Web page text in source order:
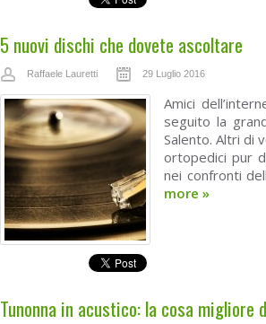
5 nuovi dischi che dovete ascoltare
Raffaele Lauretti 29 Luglio 2016
Amici
seguito la
Salento. Altri di
ortopedici pur
nei confronti
more »
Tunonna in acustico: la cosa migliore